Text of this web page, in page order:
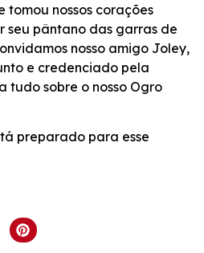
tomou nossos corações
seu pântano das garras de
nosso amigo Joley,
e credenciado pela
tudo sobre o nosso Ogro
preparado para esse